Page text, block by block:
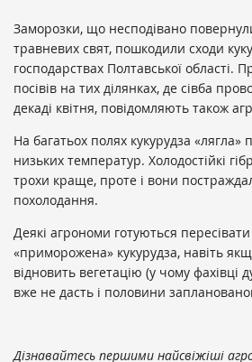
Заморозки, що несподівано
травневих свят, пошкодили сходи
господарствах Полтавської області.
посівів на тих ділянках, де сівба
декаді квітня, повідомляють також
На багатьох полях кукурудза «лягла»
низьких температур. Холодостійкі
трохи краще, проте і вони
похолодання.
Деякі агрономи готуються
«приморожена» кукурудза, навіть
відновить вегетацію (у чому фахівці
вже не дасть і половини
Дізнавайтесь першими найсвіжіші